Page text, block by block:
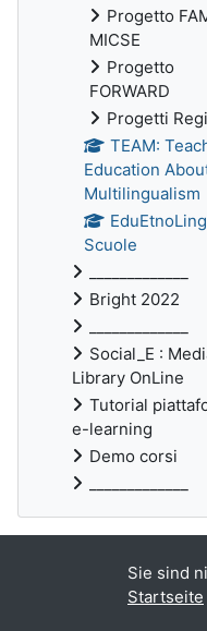
Progetto
MICSE
Progetto
FORWARD
Progetti
TEAM:
Education
Multilingualism
Scuole
Bright 2022
Social_E :
Library OnLine
Tutorial
e-learning
Demo corsi
Sie sind
Startseite